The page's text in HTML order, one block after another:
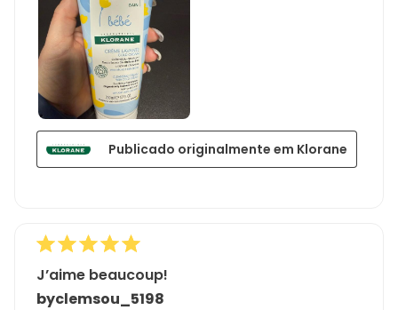
Publicado originalmente em Klorane
J’aime beaucoup!
byclemsou_5198